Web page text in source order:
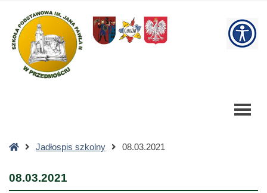
Szkoła
Podstawowa
StronaJadłospis szkolny 08.03.2021
08.03.2021